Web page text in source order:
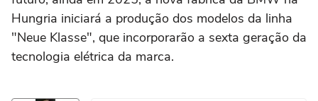
Hungria iniciará a produção dos modelos da linha
"Neue Klasse", que incorporarão a sexta geração da
tecnologia elétrica da marca.